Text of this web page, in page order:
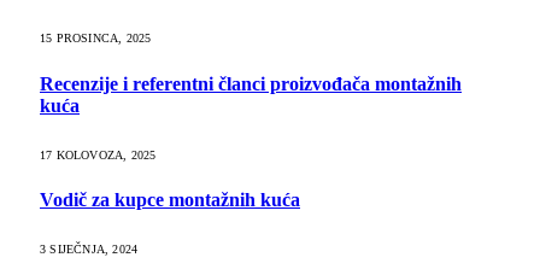
15 PROSINCA, 2025
Recenzije i referentni članci proizvođača montažnih
kuća
17 KOLOVOZA, 2025
Vodič za kupce montažnih kuća
3 SIJEČNJA, 2024